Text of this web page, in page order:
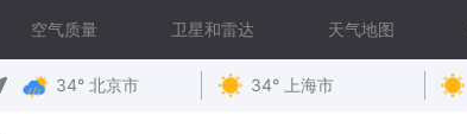
空气质量 卫星和雷达 天气地图
34° 北京市 34° 上海市